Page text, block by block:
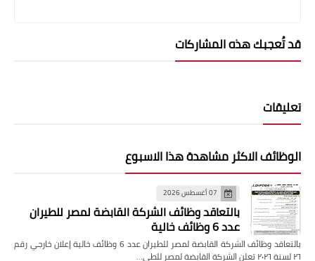
قد تُعجبك هذه المشاركات
تعليقات
الوظائف الاكثر مشاهدة هذا الاسبوع
07 أغسطس 2026
بالتعاقد وظائف الشركة القابضة لمصر للطيران
عدد 6 وظائف خالية
بالتعاقد وظائف الشركة القابضة لمصر للطيران عدد 6 وظائف خالية إعلان خارجي رقم
٢٦ لسنة ٢٠٢٦ تعلن الشركة القابضة لمصر للطي…